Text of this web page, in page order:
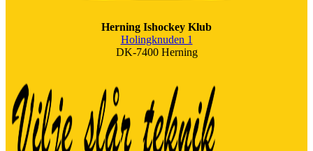
Herning Ishockey Klub
Holingknuden 1
DK-7400 Herning